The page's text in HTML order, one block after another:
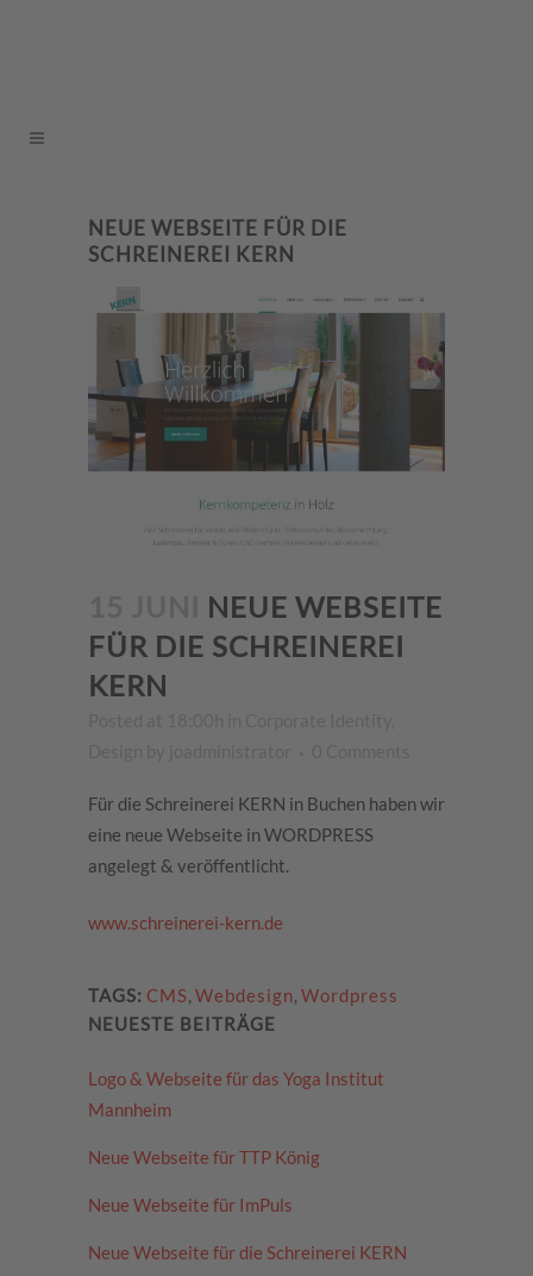
NEUE WEBSEITE FÜR DIE
SCHREINEREI KERN
NEUE WEBSEITE
FÜR DIE SCHREINEREI
KERN
Für die Schreinerei KERN in Buchen haben wir
eine neue Webseite in WORDPRESS
angelegt & veröffentlicht.
www.schreinerei-kern.de
TAGS: CMS, Webdesign, Wordpress
NEUESTE BEITRÄGE
Logo & Webseite für das Yoga Institut
Mannheim
Neue Webseite für TTP König
Neue Webseite für ImPuls
Neue Webseite für die Schreinerei KERN